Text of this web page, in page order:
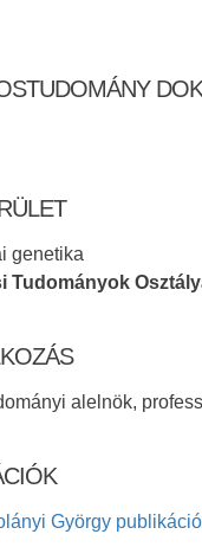
genetika
Tudományok
alelnök,
György